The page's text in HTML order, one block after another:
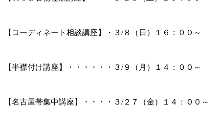
【コーディネート相談講座】・３/８（日）１６：００～
【半襟付け講座】・・・・・・３/９（月）１４：００～
【名古屋帯集中講座】・・・・３/２７（金）１４：００～